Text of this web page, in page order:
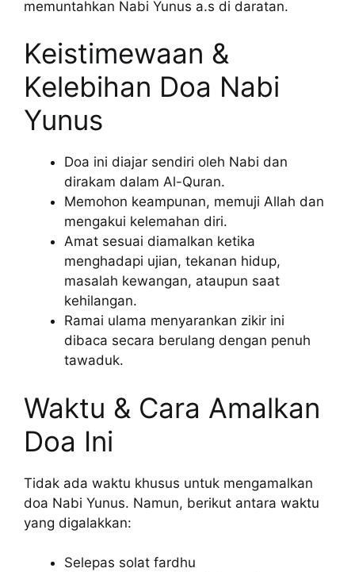
memuntahkan Nabi Yunus a.s di daratan.
Keistimewaan &
Kelebihan Doa Nabi
Yunus
Doa ini diajar sendiri oleh Nabi dan
dirakam dalam Al-Quran.
Memohon keampunan, memuji Allah dan
mengakui kelemahan diri.
Amat sesuai diamalkan ketika
menghadapi ujian, tekanan hidup,
masalah kewangan, ataupun saat
kehilangan.
Ramai ulama menyarankan zikir ini
dibaca secara berulang dengan penuh
tawaduk.
Waktu & Cara Amalkan
Doa Ini
Tidak ada waktu khusus untuk mengamalkan
doa Nabi Yunus. Namun, berikut antara waktu
yang digalakkan:
Selepas solat fardhu